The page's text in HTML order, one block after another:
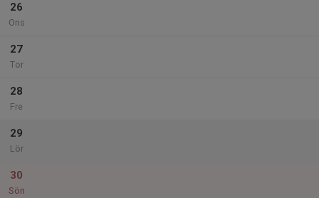
26
Ons
27
Tor
28
Fre
29
Lör
30
Sön